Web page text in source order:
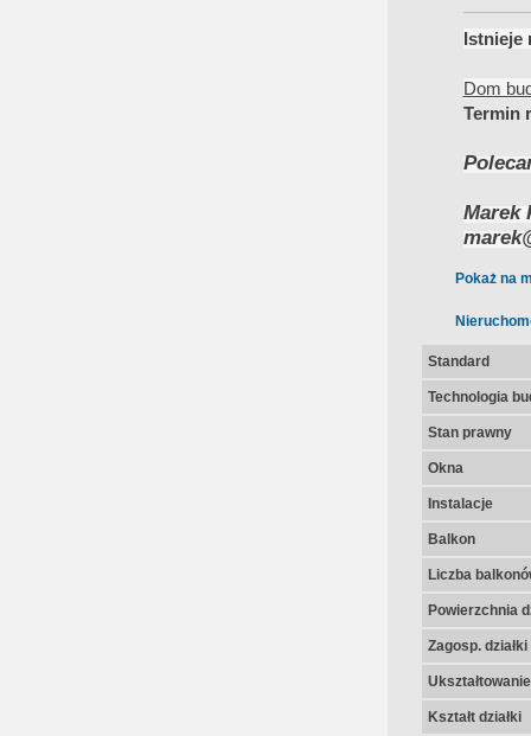
Istnieje
Dom
Termin
Marek
Pokaż na
Standard
Technologia
Stan prawny
Okna
Instalacje
Balkon
Liczba
Powierzchnia
Zagosp. działki
Kształt działki